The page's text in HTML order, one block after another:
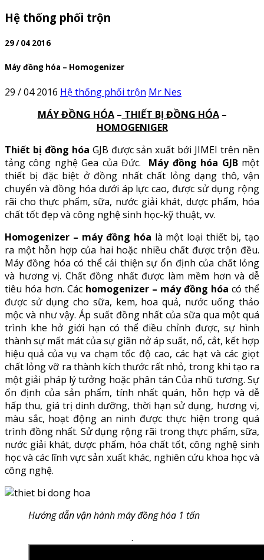
Hệ thống phối trộn
29 / 04 2016
Máy đồng hóa – Homogenizer
29 / 04 2016 Hệ thống phối trộn Mr Nes
MÁY ĐỒNG HÓA– THIẾT BỊ ĐỒNG HÓA–
HOMOGENIGER
Thiết bị đồng hóa GJB được sản xuất bới JIMEI trên nền
tảng công nghệ Gea của Đức. Máy đồng hóa GJBmột
thiết bị đặc biệt ở đồng nhất chất lỏng dạng thô, vận
chuyển và đồng hóa dưới áp lực cao, được sử dụng rộng
rãi cho thực phẩm, sữa, nước giải khát, dược phẩm, hóa
chất tốt đẹp và công nghệ sinh học-kỹ thuật, vv.
Homogenizer – máy đồng hóa là một loại thiết bị, tạo
ra một hỗn hợp của hai hoặc nhiều chất được trộn đều.
Máy đồng hóa có thể cải thiện sự ổn định của chất lỏng
và hương vị. Chất đồng nhất được làm mềm hơn và dễ
tiêu hóa hơn. Các homogenizer – máy đồng hóa có thể
được sử dụng cho sữa, kem, hoa quả, nước uống thảo
mộc và như vậy. Áp suất đồng nhất của sữa qua một quá
trình khe hở giới hạn có thể điều chỉnh được, sự hình
thành sự mất mát của sự giãn nở áp suất, nổ, cắt, kết hợp
hiệu quả của vụ va chạm tốc độ cao, các hạt và các giọt
chất lỏng vỡ ra thành kích thước rất nhỏ, trong khi tạo ra
một giải pháp lý tưởng hoặc phân tán Của nhũ tương. Sự
ổn định của sản phẩm, tính nhất quán, hỗn hợp và dễ
hấp thu, giá trị dinh dưỡng, thời hạn sử dụng, hương vị,
màu sắc, hoạt động an ninh được thực hiện trong quá
trình đồng nhất. Sử dụng rộng rãi trong thực phẩm, sữa,
nước giải khát, dược phẩm, hóa chất tốt, công nghệ sinh
học và các lĩnh vực sản xuất khác, nghiên cứu khoa học và
công nghệ.
Hướng dẫn vận hành máy đồng hóa 1 tấn
.